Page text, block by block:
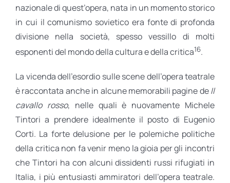
nazionale di quest’opera, nata in un momento storico
in cui il comunismo sovietico era fonte di profonda
divisione nella società, spesso vessillo di molti
esponenti del mondo della cultura e della critica16.
La vicenda dell’esordio sulle scene dell’opera teatrale
è raccontata anche in alcune memorabili pagine deIl
cavallo rosso, nelle quali è nuovamente Michele
Tintori a prendere idealmente il posto di Eugenio
Corti. La forte delusione per le polemiche politiche
della critica non fa venir meno la gioia per gli incontri
che Tintori ha con alcuni dissidenti russi rifugiati in
Italia, i più entusiasti ammiratori dell’opera teatrale.